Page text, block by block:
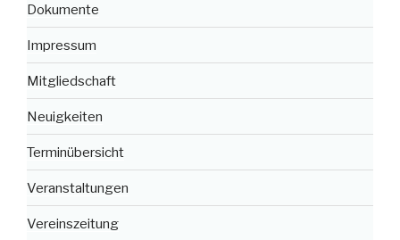
Dokumente
Impressum
Mitgliedschaft
Neuigkeiten
Terminübersicht
Veranstaltungen
Vereinszeitung